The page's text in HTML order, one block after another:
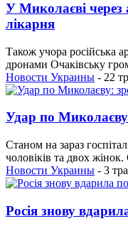
У Миколаєві
лікарня
Також учора російська
дронами Очаківську
Новости Украины - 22
Удар по
Станом на зараз
чоловіків та двох
Новости Украины - 3
Росія знову